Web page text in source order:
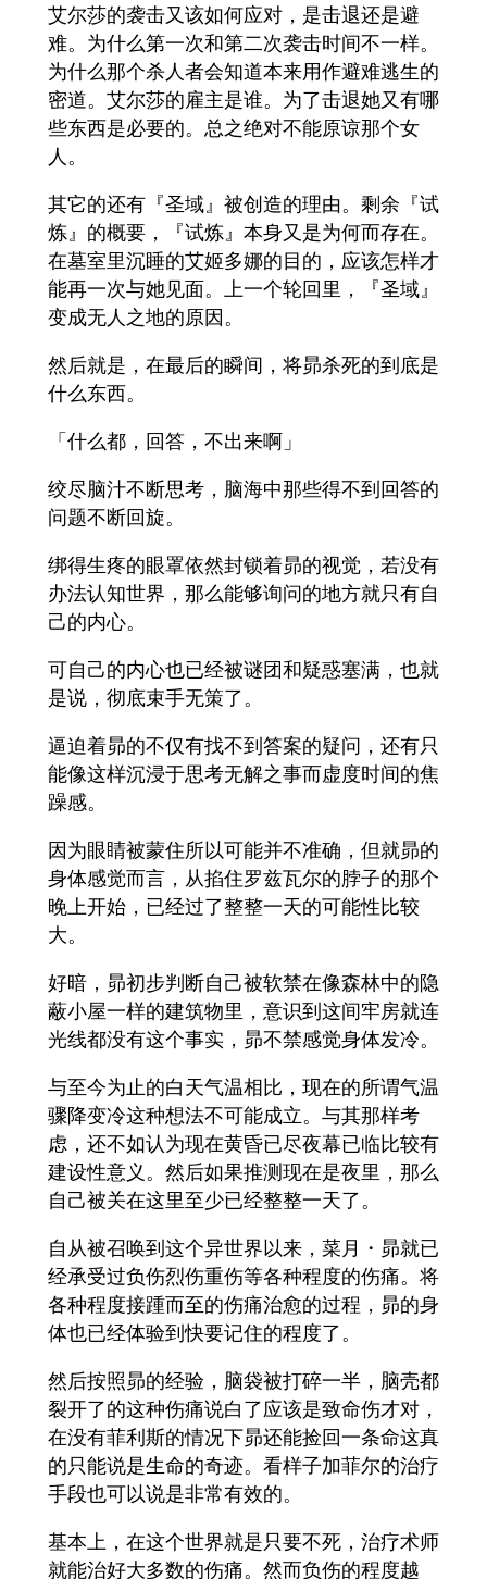
艾尔莎的袭击又该如何应对，是击退还是避
难。为什么第一次和第二次袭击时间不一样。
为什么那个杀人者会知道本来用作避难逃生的
密道。艾尔莎的雇主是谁。为了击退她又有哪
些东西是必要的。总之绝对不能原谅那个女
人。
其它的还有『圣域』被创造的理由。剩余『试
炼』的概要，『试炼』本身又是为何而存在。
在墓室里沉睡的艾姬多娜的目的，应该怎样才
能再一次与她见面。上一个轮回里，『圣域』
变成无人之地的原因。
然后就是，在最后的瞬间，将昴杀死的到底是
什么东西。
「什么都，回答，不出来啊」
绞尽脑汁不断思考，脑海中那些得不到回答的
问题不断回旋。
绑得生疼的眼罩依然封锁着昴的视觉，若没有
办法认知世界，那么能够询问的地方就只有自
己的内心。
可自己的内心也已经被谜团和疑惑塞满，也就
是说，彻底束手无策了。
逼迫着昴的不仅有找不到答案的疑问，还有只
能像这样沉浸于思考无解之事而虚度时间的焦
躁感。
因为眼睛被蒙住所以可能并不准确，但就昴的
身体感觉而言，从掐住罗兹瓦尔的脖子的那个
晚上开始，已经过了整整一天的可能性比较
大。
好暗，昴初步判断自己被软禁在像森林中的隐
蔽小屋一样的建筑物里，意识到这间牢房就连
光线都没有这个事实，昴不禁感觉身体发冷。
与至今为止的白天气温相比，现在的所谓气温
骤降变冷这种想法不可能成立。与其那样考
虑，还不如认为现在黄昏已尽夜幕已临比较有
建设性意义。然后如果推测现在是夜里，那么
自己被关在这里至少已经整整一天了。
自从被召唤到这个异世界以来，菜月・昴就已
经承受过负伤烈伤重伤等各种程度的伤痛。将
各种程度接踵而至的伤痛治愈的过程，昴的身
体也已经体验到快要记住的程度了。
然后按照昴的经验，脑袋被打碎一半，脑壳都
裂开了的这种伤痛说白了应该是致命伤才对，
在没有菲利斯的情况下昴还能捡回一条命这真
的只能说是生命的奇迹。看样子加菲尔的治疗
手段也可以说是非常有效的。
基本上，在这个世界就是只要不死，治疗术师
就能治好大多数的伤痛。然而负伤的程度越